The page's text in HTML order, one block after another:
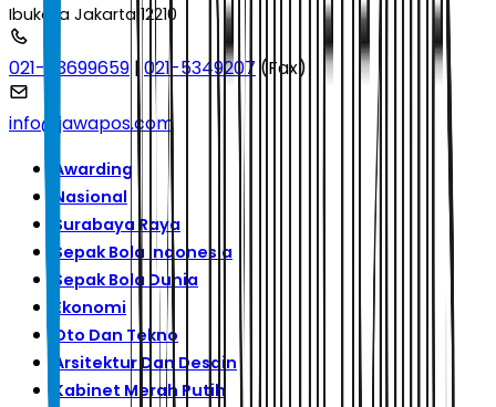
Ibukota Jakarta 12210
021-53699659 |021-5349207 (Fax)
info@jawapos.com
Awarding
Nasional
Surabaya Raya
Sepak Bola Indonesia
Sepak Bola Dunia
Ekonomi
Oto Dan Tekno
Arsitektur Dan Desain
Kabinet Merah Putih